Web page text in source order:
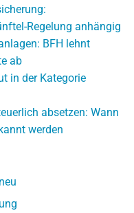
Regelung anhängig
BFH lehnt
ab
in der Kategorie
absetzen: Wann
werden